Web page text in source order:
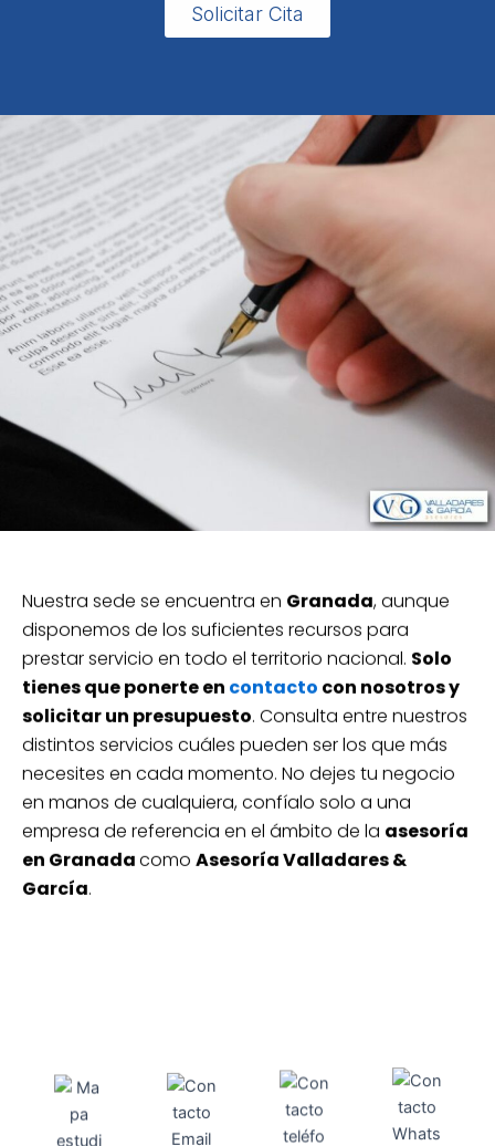
Solicitar Cita
Nuestra sede se encuentra en Granada, aunque
disponemos de los suficientes recursos para
prestar servicio en todo el territorio nacional. Solo
tienes que ponerte en contacto con nosotros y
solicitar un presupuesto. Consulta entre nuestros
distintos servicios cuáles pueden ser los que más
necesites en cada momento. No dejes tu negocio
en manos de cualquiera, confíalo solo a una
empresa de referencia en el ámbito de la asesoría
en Granadacomo Asesoría Valladares &
García.